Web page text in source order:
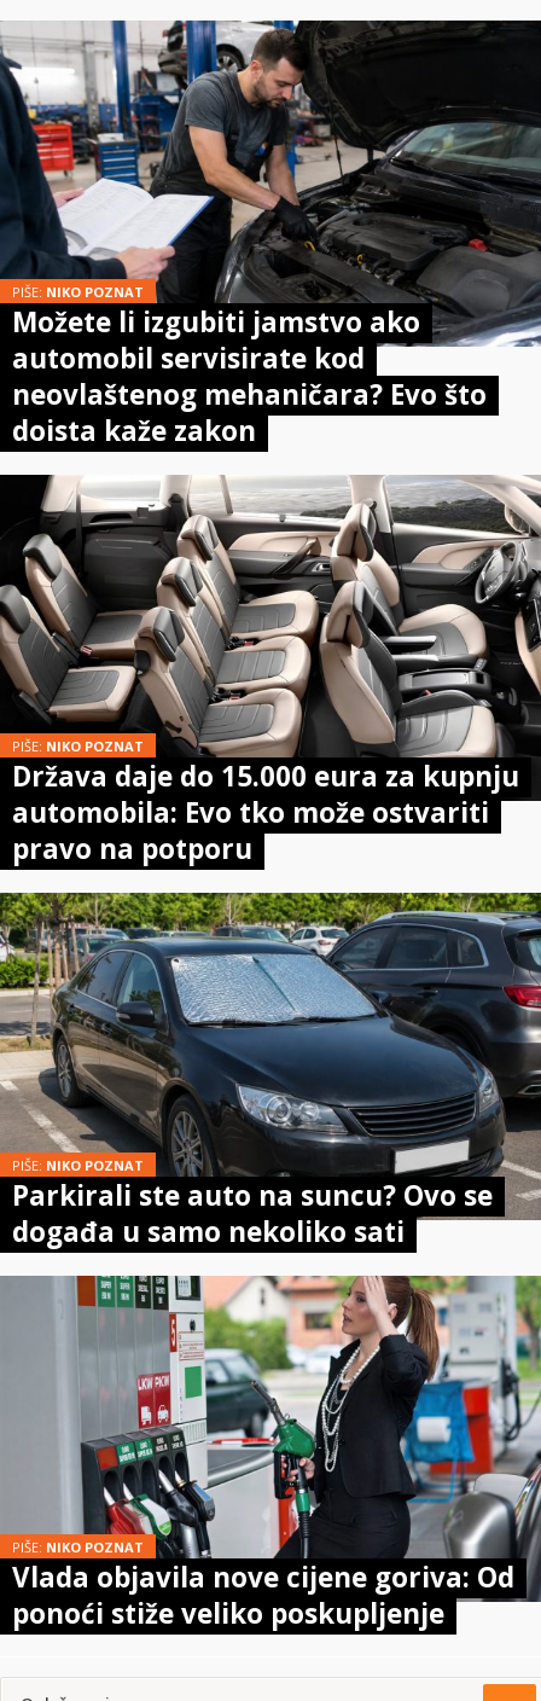
PIŠE: NIKO POZNAT
Možete li izgubiti jamstvo ako
automobil servisirate kod
neovlaštenog mehaničara? Evo što
doista kaže zakon
PIŠE: NIKO POZNAT
Država daje do 15.000 eura za kupnju
automobila: Evo tko može ostvariti
pravo na potporu
PIŠE: NIKO POZNAT
Parkirali ste auto na suncu? Ovo se
događa u samo nekoliko sati
PIŠE: NIKO POZNAT
Vlada objavila nove cijene goriva: Od
ponoći stiže veliko poskupljenje